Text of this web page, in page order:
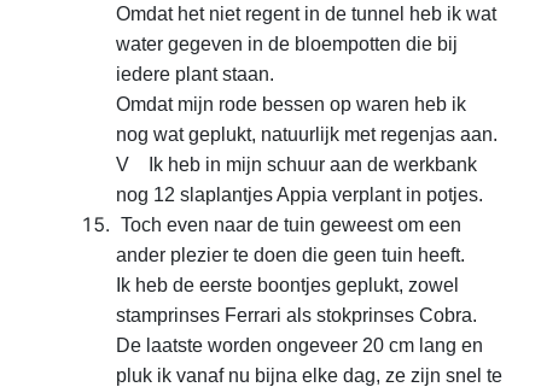
Omdat het niet regent in de tunnel heb ik wat
water gegeven in de bloempotten die bij
iedere plantstaan.
Omdat mijn rode bessen op waren heb ik
nog watgeplukt, natuurlijk met regenjas aan.
V Ik heb in mijn schuur aan de werkbank
nog 12 slaplantjes Appia verplant in potjes.
Toch even naar de tuin geweest om een
ander plezier te doen die geen tuin heeft.
Ik heb de eerste boontjes geplukt, zowel
stamprinses Ferrari als stokprinses Cobra.
De laatste worden ongeveer 20 cm lang en
pluk ik vanaf nu bijna elke dag, ze zijn snel te